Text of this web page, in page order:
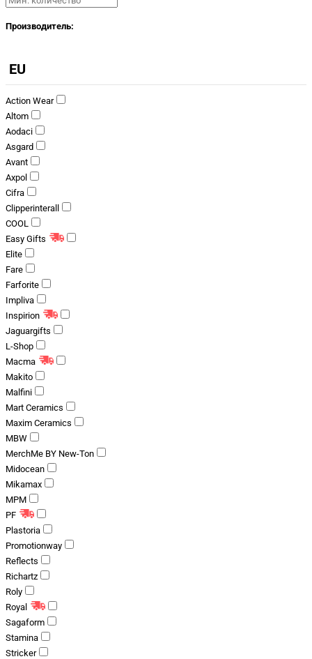
Производитель:
EU
Action Wear
Altom
Aodaci
Asgard
Avant
Axpol
Cifra
Clipperinterall
COOL
Easy Gifts
Elite
Fare
Farforite
Impliva
Inspirion
Jaguargifts
L-Shop
Macma
Makito
Malfini
Mart Ceramics
Maxim Ceramics
MBW
MerchMe BY New-Ton
Midocean
Mikamax
MPM
PF
Plastoria
Promotionway
Reflects
Richartz
Roly
Royal
Sagaform
Stamina
Stricker